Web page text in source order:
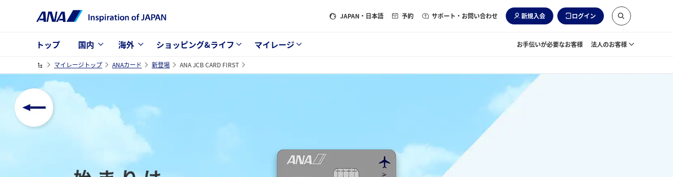
JAPAN ・日本語 予約 サポート・お問い合わせ 新規入会 ログイン
トップ 国内 海外 ショッピング&ライフ マイレージ お手伝いが必要なお客様 法人のお客様
マイレージトップ ANAカード 新登場 ANA JCB CARD FIRST